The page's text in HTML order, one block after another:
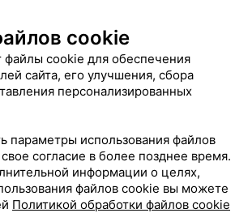
cookie
файлы cookie для обеспечения
сайта, его улучшения, сбора
персонализированных
параметры использования файлов
согласие в более позднее время.
информации о целях,
файлов cookie вы можете
Политикой обработки файлов cookie